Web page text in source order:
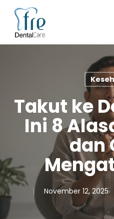
main
content
Takut ke
Ini 8
dan
November 12, 2025